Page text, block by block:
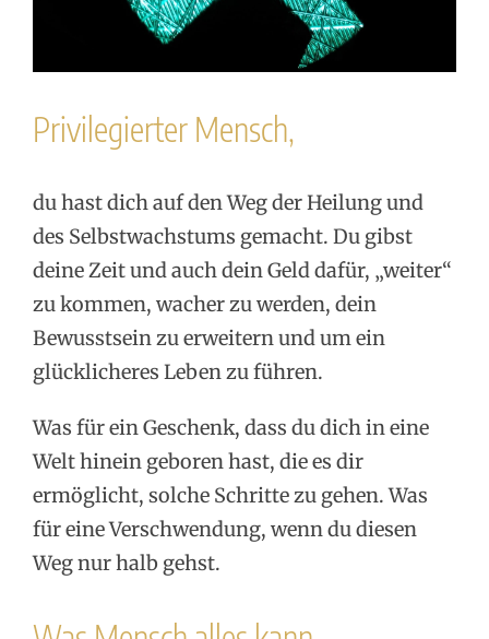
Privilegierter Mensch,
du hast dich auf den Weg der Heilung und
des Selbstwachstums gemacht. Du gibst
deine Zeit und auch dein Geld dafür, „weiter“
zu kommen, wacher zu werden, dein
Bewusstsein zu erweitern und um ein
glücklicheres Leben zu führen.
Was für ein Geschenk, dass du dich in eine
Welt hinein geboren hast, die es dir
ermöglicht, solche Schritte zu gehen. Was
für eine Verschwendung, wenn du diesen
Weg nur halb gehst.